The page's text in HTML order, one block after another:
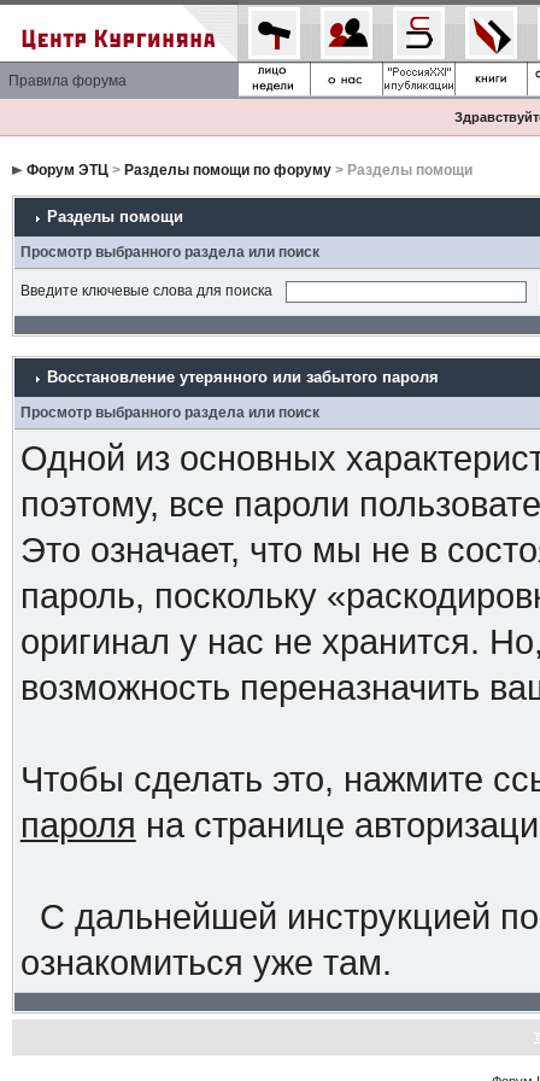
Правила форума
Форум ЭТЦ> Разделы помощи по форуму> Разделы помощи
Разделы помощи
Просмотр выбранного раздела или поиск
Введите ключевые слова для поиска
Восстановление утерянного или забытого пароля
Просмотр выбранного раздела или поиск
Одной из основных
поэтому, все пароли
Это означает, что мы не в
пароль, поскольку
оригинал у нас не хранится.
возможность переназначить
Чтобы сделать это, нажмите
пароля на странице
С дальнейшей инструкцией
ознакомиться уже там.